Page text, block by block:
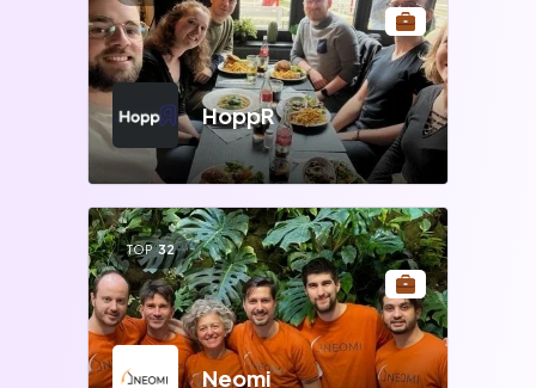
HoppR
TOP 32
Neomi